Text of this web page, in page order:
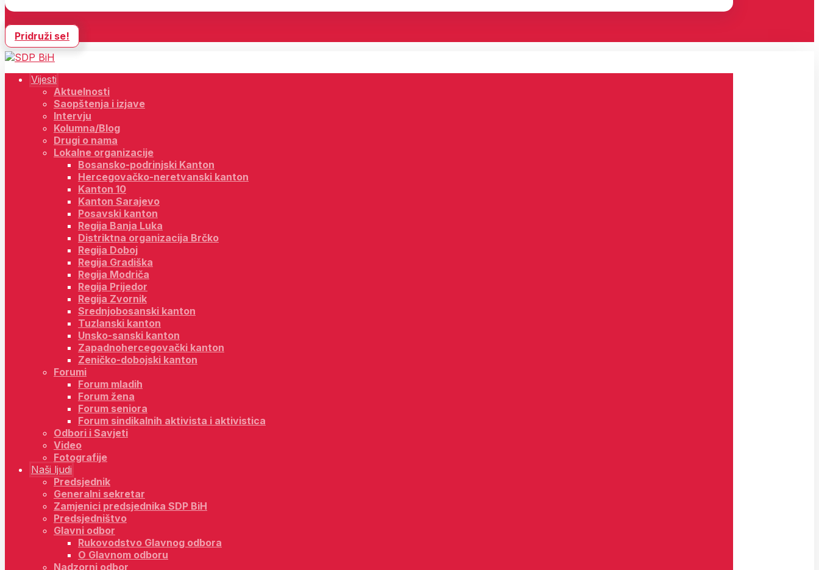
Pridruži se!
Vijesti
Aktuelnosti
Saopštenja i izjave
Intervju
Kolumna/Blog
Drugi o nama
Lokalne organizacije
Bosansko-podrinjski Kanton
Hercegovačko-neretvanski kanton
Kanton 10
Kanton Sarajevo
Posavski kanton
Regija Banja Luka
Distriktna organizacija Brčko
Regija Doboj
Regija Gradiška
Regija Modriča
Regija Prijedor
Regija Zvornik
Srednjobosanski kanton
Tuzlanski kanton
Unsko-sanski kanton
Zapadnohercegovački kanton
Zeničko-dobojski kanton
Forumi
Forum mladih
Forum žena
Forum seniora
Forum sindikalnih aktivista i aktivistica
Odbori i Savjeti
Video
Fotografije
Naši ljudi
Predsjednik
Generalni sekretar
Zamjenici predsjednika SDP BiH
Predsjedništvo
Glavni odbor
Rukovodstvo Glavnog odbora
O Glavnom odboru
Nadzorni odbor